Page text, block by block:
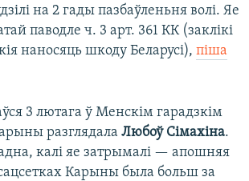
на 2 гады пазбаўленьня волі. Яе
паводле ч. 3 арт. 361 КК (заклікі
наносяць шкоду Беларусі), піша
3 лютага ў Менскім гарадзкім
разглядала Любоў Сімахіна.
калі яе затрымалі — апошняя
Карыны была больш за